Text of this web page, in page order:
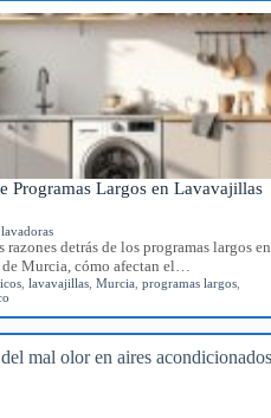
Programas Largos en Lavavajillas
razones detrás de los programas largos en
Murcia, cómo afectan el…
,lavavajillas ,Murcia ,programas largos